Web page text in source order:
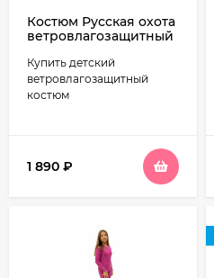
Костюм Русская охота
ветровлагозащитный
Купить детский
ветровлагозащитный
костюм
1 890 ₽